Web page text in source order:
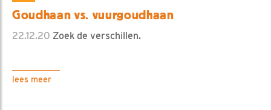
Goudhaan vs. vuurgoudhaan
22.12.20 Zoek de verschillen.
lees meer